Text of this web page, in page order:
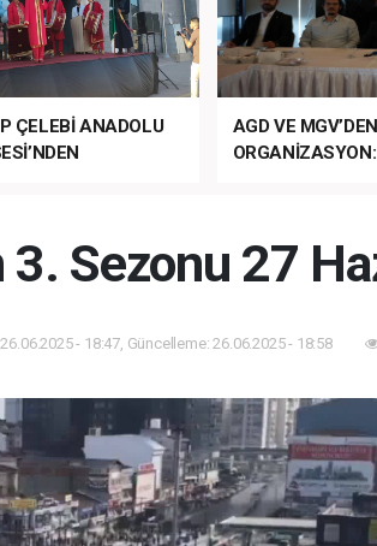
ÇELEBİ ANADOLU
AGD VE
3. Sezonu 27
26.06.2025 - 18:47, Güncelleme: 26.06.2025 - 18:58